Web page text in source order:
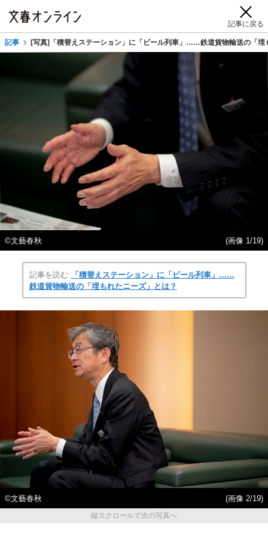
記事に戻る
記事 [写真]「積替えステーション」に「ビール列車」……鉄道貨物輸送の「埋
©文藝春秋 (画像 1/19)
記事を読む
「積替えステーション」に「ビール列車」……
鉄道貨物輸送の「埋もれたニーズ」とは？
©文藝春秋
(画像 2/19)
縦スクロールで次の写真へ